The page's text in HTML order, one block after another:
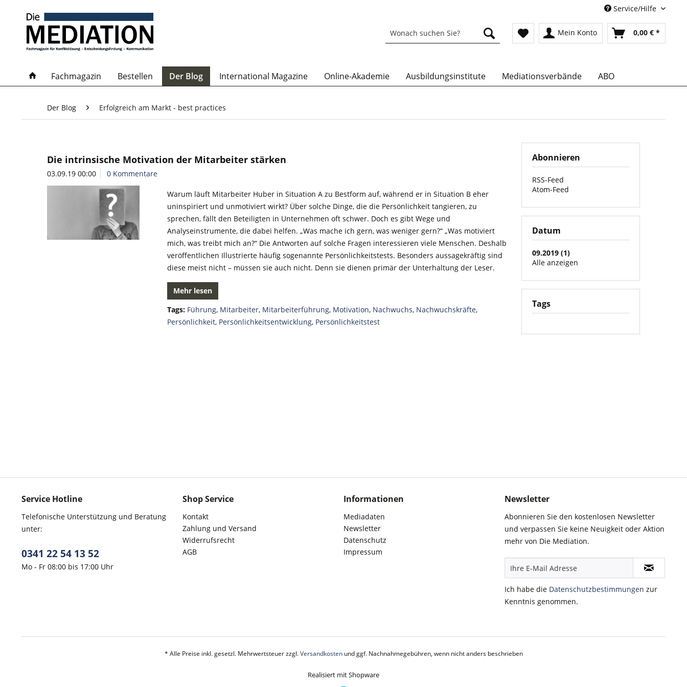
Service/Hilfe
Mein Konto 0,00 € *
Fachmagazin Bestellen Der Blog International Magazine Online-Akademie Ausbildungsinstitute Mediationsverbände ABO
Der Blog Erfolgreich am Markt - best practices
Abonnieren
RSS-Feed
Atom-Feed
Datum
09.2019 (1)
Alle anzeigen
Tags
Die intrinsische Motivation der Mitarbeiter stärken
03.09.19 00:00 0 Kommentare
Warum läuft Mitarbeiter Huber in Situation A zu Bestform auf, während er in Situation B eher
uninspiriert und unmotiviert wirkt? Über solche Dinge, die die Persönlichkeit tangieren, zu
sprechen, fällt den Beteiligten in Unternehmen oft schwer. Doch es gibt Wege und
Analyseinstrumente, die dabei helfen. „Was mache ich gern, was weniger gern?“ „Was motiviert
mich, was treibt mich an?“ Die Antworten auf solche Fragen interessieren viele Menschen. Deshalb
veröffentlichen Illustrierte häufig sogenannte Persönlichkeitstests. Besonders aussagekräftig sind
diese meist nicht – müssen sie auch nicht. Denn sie dienen primär der Unterhaltung der Leser.
Mehr lesen
Tags: Führung, Mitarbeiter, Mitarbeiterführung, Motivation, Nachwuchs, Nachwuchskräfte,
Persönlichkeit, Persönlichkeitsentwicklung, Persönlichkeitstest
Service Hotline
Telefonische Unterstützung und Beratung
unter:
0341 22 54 13 52
Mo - Fr 08:00 bis 17:00 Uhr
Shop Service
Kontakt
Zahlung und Versand
Widerrufsrecht
AGB
Informationen
Mediadaten
Newsletter
Datenschutz
Impressum
Newsletter
Abonnieren Sie den kostenlosen Newsletter
und verpassen Sie keine Neuigkeit oder Aktion
mehr von Die Mediation.
Ich habe die Datenschutzbestimmungen zur
Kenntnis genommen.
* Alle Preise inkl. gesetzl. Mehrwertsteuer zzgl.Versandkostenund ggf. Nachnahmegebühren, wenn nicht anders beschrieben
Realisiert mit Shopware